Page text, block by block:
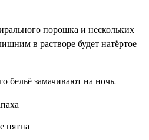
порошка и нескольких
в растворе будет натёртое
бельё замачивают на ночь.
пятна